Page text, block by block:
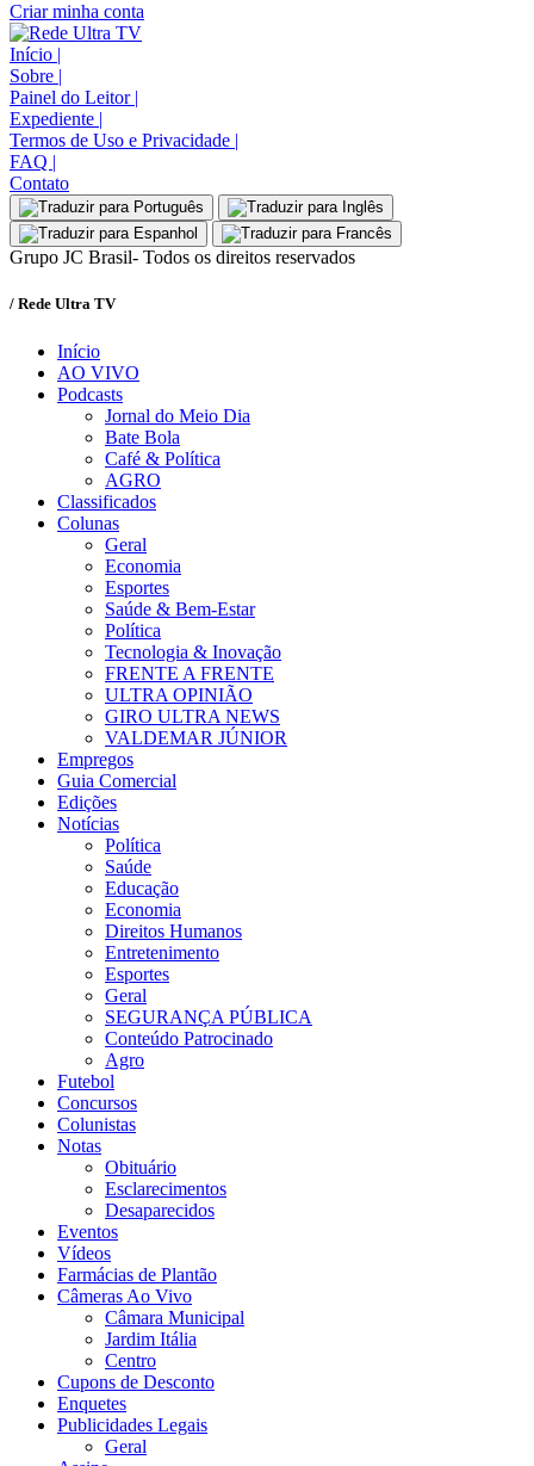
Criar minha conta
Início |
Sobre |
Painel do Leitor |
Expediente |
Termos de Uso e Privacidade |
FAQ |
Contato
Grupo JC Brasil- Todos os direitos reservados
/ Rede Ultra TV
Início
AO VIVO
Podcasts
Jornal do Meio Dia
Bate Bola
Café & Política
AGRO
Classificados
Colunas
Geral
Economia
Esportes
Saúde & Bem-Estar
Política
Tecnologia & Inovação
FRENTE A FRENTE
ULTRA OPINIÃO
GIRO ULTRA NEWS
VALDEMAR JÚNIOR
Empregos
Guia Comercial
Edições
Notícias
Política
Saúde
Educação
Economia
Direitos Humanos
Entretenimento
Esportes
Geral
SEGURANÇA PÚBLICA
Conteúdo Patrocinado
Agro
Futebol
Concursos
Colunistas
Notas
Obituário
Esclarecimentos
Desaparecidos
Eventos
Vídeos
Farmácias de Plantão
Câmeras Ao Vivo
Câmara Municipal
Jardim Itália
Centro
Cupons de Desconto
Enquetes
Publicidades Legais
Geral